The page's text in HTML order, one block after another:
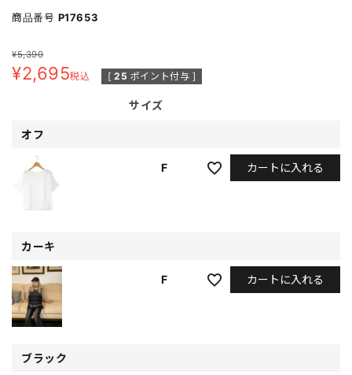
商品番号 P17653
¥5,390
¥2,695税込 [ 25 ポイント付与 ]
サイズ
オフ
F カートに入れる
カーキ
F カートに入れる
ブラック